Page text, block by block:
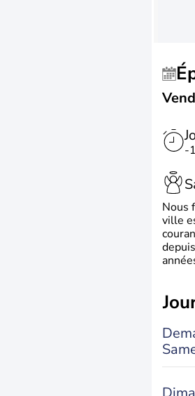
-
Nous
ville